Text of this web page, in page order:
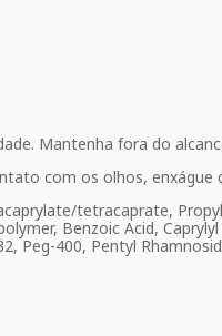
Mantenha fora do
com os olhos, enxágue
tetracaprate,
Benzoic Acid,
Peg-400, Pentyl